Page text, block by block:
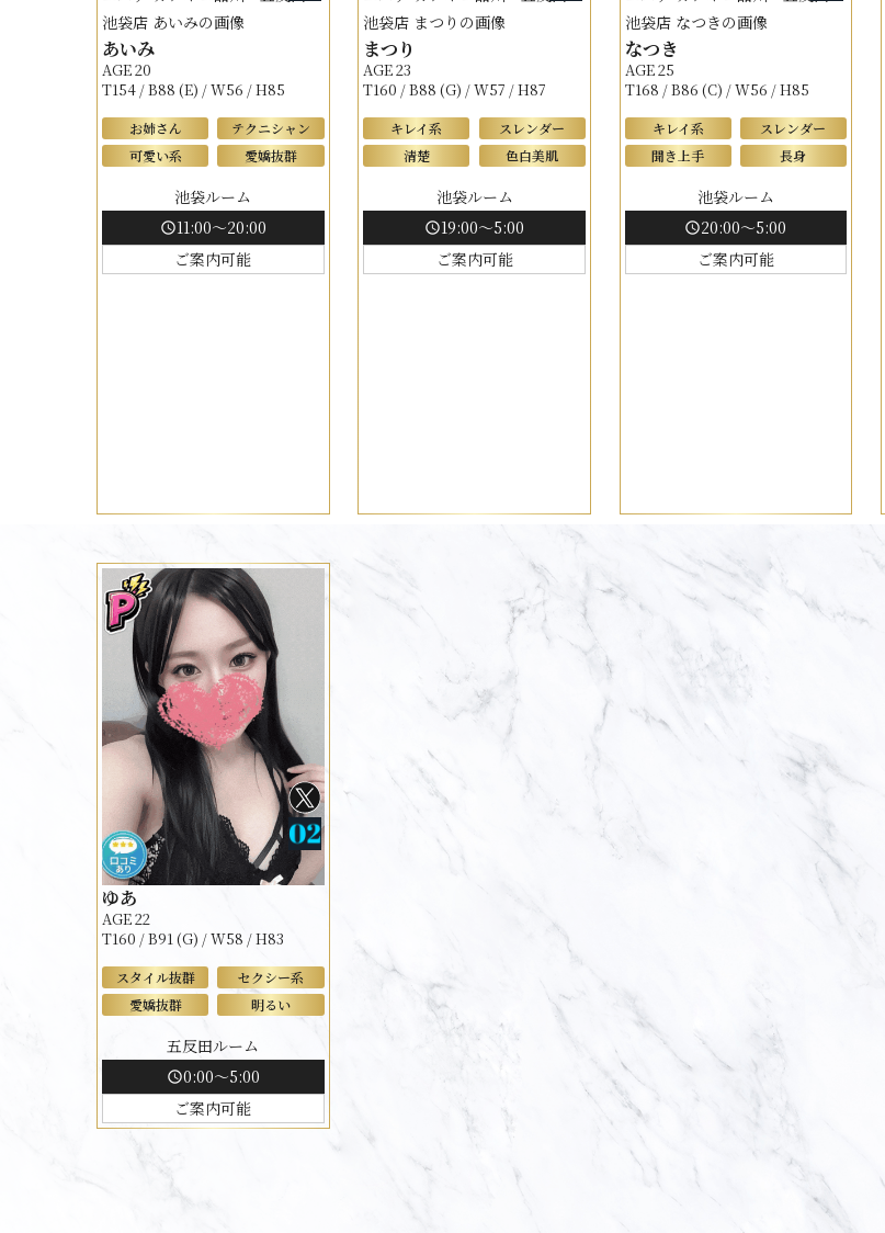
あいみ
AGE 20
T154 / B88 (E) / W56 / H85
お姉さん
テクニシャン
可愛い系
愛嬌抜群
池袋ルーム
schedule11:00～20:00
ご案内可能
まつり
AGE 23
T160 / B88 (G) / W57 / H87
キレイ系
スレンダー
清楚
色白美肌
池袋ルーム
schedule19:00～5:00
ご案内可能
なつき
AGE 25
T168 / B86 (C) / W56 / H85
キレイ系
スレンダー
聞き上手
長身
池袋ルーム
schedule20:00～5:00
ご案内可能
ゆあ
AGE 22
T160 / B91 (G) / W58 / H83
スタイル抜群
セクシー系
愛嬌抜群
明るい
五反田ルーム
schedule0:00～5:00
ご案内可能